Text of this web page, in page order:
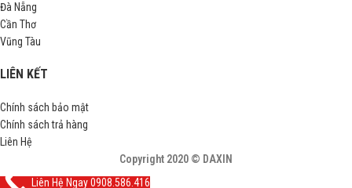
Đà Nẵng
Cần Thơ
Vũng Tàu
LIÊN KẾT
Chính sách bảo mật
Chính sách trả hàng
Liên Hệ
Copyright 2020 © DAXIN
Liên Hệ Ngay 0908.586.416